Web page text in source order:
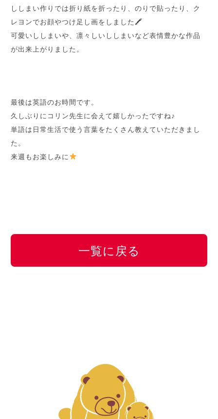
ししまい作りでは折り紙を折ったり、のりで貼ったり、ク
レヨンでお顔やつけ足し画をしました🖍
可愛いししまいや、凛々しいししまいなど表情豊かな作品
が出来上がりました。
最後は英語のお時間です。
久しぶりにコリン先生に会えて嬉しかったですね♪
単語は日常生活で使う言葉をたくさん教えていただきまし
た。
来週もお楽しみに
一覧に戻る